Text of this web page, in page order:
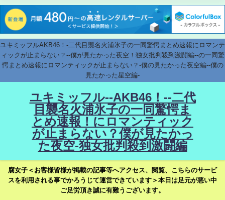
ユキミッフルAKB46！-二代目襲名火浦氷子の一同驚愕まとめ速報にロマンテ
ィックが止まらない？--僕が見たかった夜空！独女批判殺到激闘編--の一同驚
愕まとめ速報にロマンティックが止まらない？-僕の見たかった夜空編--僕の
見たかった星空編-
ユキミッフル--AKB46！--二代
目襲名火浦氷子の一同驚愕ま
とめ速報！にロマンティック
が止まらない？僕が見たかっ
た夜空-独女批判殺到激闘編
腐女子＜お客様皆様が掲載の記事等へアクセス、閲覧、こちらのサービ
スを利用される事でかろうじて運営できています＞本日は足元が悪い中
ご足労頂き誠に有難うございます。